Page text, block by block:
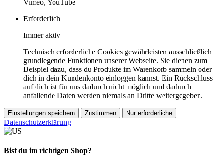
Vimeo, YouTube
Erforderlich
Immer aktiv
Technisch erforderliche Cookies gewährleisten ausschließlich
grundlegende Funktionen unserer Webseite. Sie dienen zum
Beispiel dazu, dass du Produkte im Warenkorb sammeln oder
dich in dein Kundenkonto einloggen kannst. Ein Rückschluss
auf dich ist für uns dadurch nicht möglich und dadurch
anfallende Daten werden niemals an Dritte weitergegeben.
Einstellungen speichern Zustimmen Nur erforderliche
Datenschutzerklärung
Bist du im richtigen Shop?